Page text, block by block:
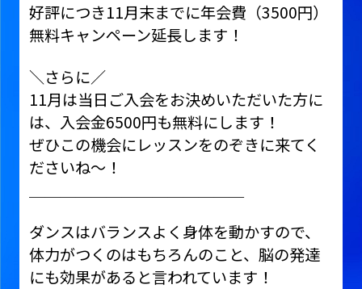
好評につき11月末までに年会費（3500円）
無料キャンペーン延長します！
＼さらに／
11月は当日ご入会をお決めいただいた方に
は、入会金6500円も無料にします！
ぜひこの機会にレッスンをのぞきに来てく
ださいね～！
ダンスはバランスよく身体を動かすので、
体力がつくのはもちろんのこと、脳の発達
にも効果があると言われています！